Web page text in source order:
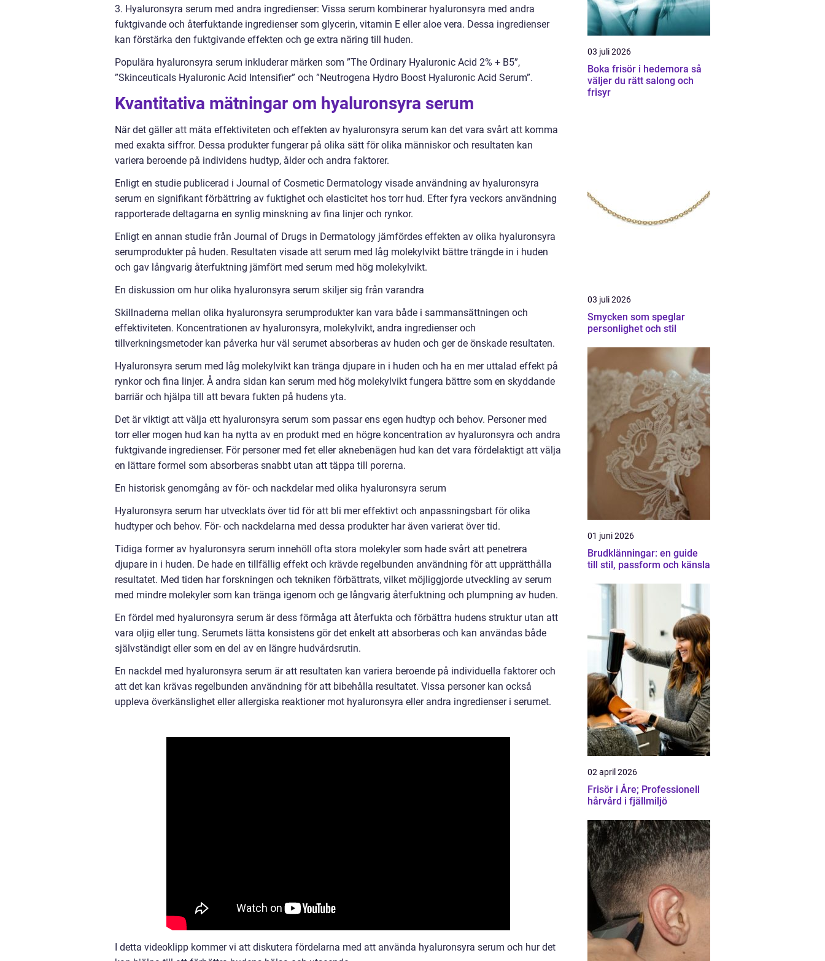
3. Hyaluronsyra serum med andra ingredienser: Vissa serum kombinerar hyaluronsyra med andra
fuktgivande och återfuktande ingredienser som glycerin, vitamin E eller aloe vera. Dessa ingredienser
kan förstärka den fuktgivande effekten och ge extra näring till huden.
Populära hyaluronsyra serum inkluderar märken som ”The Ordinary Hyaluronic Acid 2% + B5”,
”Skinceuticals Hyaluronic Acid Intensifier” och ”Neutrogena Hydro Boost Hyaluronic Acid Serum”.
Kvantitativa mätningar om hyaluronsyra serum
När det gäller att mäta effektiviteten och effekten av hyaluronsyra serum kan det vara svårt att komma
med exakta siffror. Dessa produkter fungerar på olika sätt för olika människor och resultaten kan
variera beroende på individens hudtyp, ålder och andra faktorer.
Enligt en studie publicerad i Journal of Cosmetic Dermatology visade användning av hyaluronsyra
serum en signifikant förbättring av fuktighet och elasticitet hos torr hud. Efter fyra veckors användning
rapporterade deltagarna en synlig minskning av fina linjer och rynkor.
Enligt en annan studie från Journal of Drugs in Dermatology jämfördes effekten av olika hyaluronsyra
serumprodukter på huden. Resultaten visade att serum med låg molekylvikt bättre trängde in i huden
och gav långvarig återfuktning jämfört med serum med hög molekylvikt.
En diskussion om hur olika hyaluronsyra serum skiljer sig från varandra
Skillnaderna mellan olika hyaluronsyra serumprodukter kan vara både i sammansättningen och
effektiviteten. Koncentrationen av hyaluronsyra, molekylvikt, andra ingredienser och
tillverkningsmetoder kan påverka hur väl serumet absorberas av huden och ger de önskade resultaten.
Hyaluronsyra serum med låg molekylvikt kan tränga djupare in i huden och ha en mer uttalad effekt på
rynkor och fina linjer. Å andra sidan kan serum med hög molekylvikt fungera bättre som en skyddande
barriär och hjälpa till att bevara fukten på hudens yta.
Det är viktigt att välja ett hyaluronsyra serum som passar ens egen hudtyp och behov. Personer med
torr eller mogen hud kan ha nytta av en produkt med en högre koncentration av hyaluronsyra och andra
fuktgivande ingredienser. För personer med fet eller aknebenägen hud kan det vara fördelaktigt att välja
en lättare formel som absorberas snabbt utan att täppa till porerna.
En historisk genomgång av för- och nackdelar med olika hyaluronsyra serum
Hyaluronsyra serum har utvecklats över tid för att bli mer effektivt och anpassningsbart för olika
hudtyper och behov. För- och nackdelarna med dessa produkter har även varierat över tid.
Tidiga former av hyaluronsyra serum innehöll ofta stora molekyler som hade svårt att penetrera
djupare in i huden. De hade en tillfällig effekt och krävde regelbunden användning för att upprätthålla
resultatet. Med tiden har forskningen och tekniken förbättrats, vilket möjliggjorde utveckling av serum
med mindre molekyler som kan tränga igenom och ge långvarig återfuktning och plumpning av huden.
En fördel med hyaluronsyra serum är dess förmåga att återfukta och förbättra hudens struktur utan att
vara oljig eller tung. Serumets lätta konsistens gör det enkelt att absorberas och kan användas både
självständigt eller som en del av en längre hudvårdsrutin.
En nackdel med hyaluronsyra serum är att resultaten kan variera beroende på individuella faktorer och
att det kan krävas regelbunden användning för att bibehålla resultatet. Vissa personer kan också
uppleva överkänslighet eller allergiska reaktioner mot hyaluronsyra eller andra ingredienser i serumet.
I detta videoklipp kommer vi att diskutera fördelarna med att använda hyaluronsyra serum och hur det
03 juli 2026
Boka frisör i hedemora så
väljer du rätt salong och
frisyr
03 juli 2026
Smycken som speglar
personlighet och stil
01 juni 2026
Brudklänningar: en guide
till stil, passform och känsla
02 april 2026
Frisör i Åre; Professionell
hårvård i fjällmiljö